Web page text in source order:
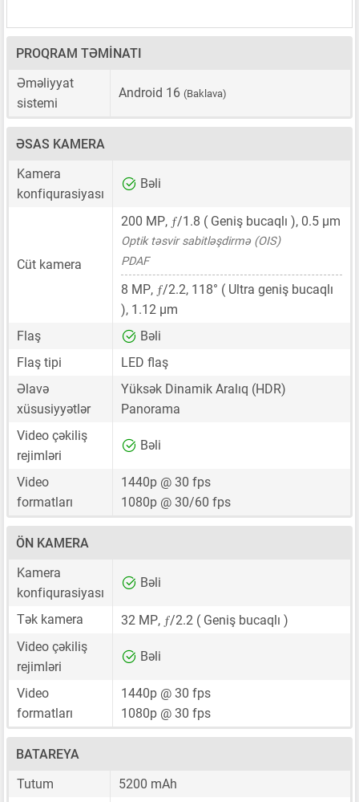
PROQRAM TƏMINATI
Əməliyyat
sistemi
Android 16 (Baklava)
ƏSAS KAMERA
Kamera
konfiqurasiyası
Bəli
Cüt kamera
200 MP, ƒ/1.8 ( Geniş bucaqlı ), 0.5 μm
Optik təsvir sabitləşdirmə (OIS)
PDAF
8 MP, ƒ/2.2, 118° ( Ultra geniş bucaqlı
), 1.12 μm
Flaş
Bəli
Flaş tipi
LED flaş
Əlavə
xüsusiyyətlər
Yüksək Dinamik Aralıq (HDR)
Panorama
Video çəkiliş
rejimləri
Bəli
Video
formatları
1440p @ 30 fps
1080p @ 30/60 fps
ÖN KAMERA
Kamera
konfiqurasiyası
Bəli
Tək kamera 32 MP, ƒ/2.2 ( Geniş bucaqlı )
Video çəkiliş
rejimləri
Bəli
Video
formatları
1440p @ 30 fps
1080p @ 30 fps
BATAREYA
Tutum
5200 mAh